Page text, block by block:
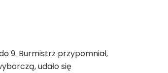
9. Burmistrz przypomniał,
udało się